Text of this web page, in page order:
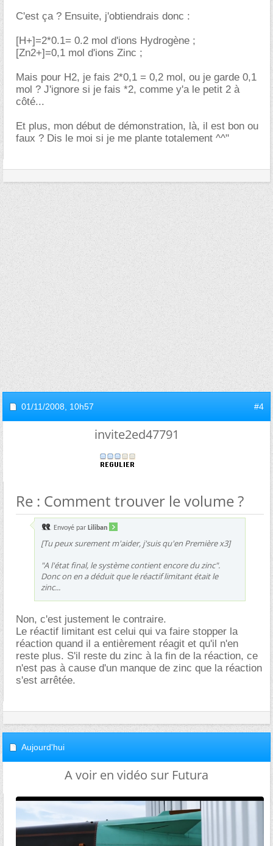
C'est ça ? Ensuite, j'obtiendrais donc :
[H+]=2*0.1= 0.2 mol d'ions Hydrogène ;
[Zn2+]=0,1 mol d'ions Zinc ;
Mais pour H2, je fais 2*0,1 = 0,2 mol, ou je garde 0,1
mol ? J'ignore si je fais *2, comme y'a le petit 2 à
côté...
Et plus, mon début de démonstration, là, il est bon ou
faux ? Dis le moi si je me plante totalement ^^"
01/11/2008, 10h57 #4
invite2ed47791
Re : Comment trouver le volume ?
Envoyé par Liliban
[Tu peux surement m'aider, j'suis qu'en Première x3]
"A l'état final, le système contient encore du zinc".
Donc on en a déduit que le réactif limitant était le
zinc...
Non, c'est justement le contraire.
Le réactif limitant est celui qui va faire stopper la
réaction quand il a entièrement réagit et qu'il n'en
reste plus. S'il reste du zinc à la fin de la réaction, ce
n'est pas à cause d'un manque de zinc que la réaction
s'est arrêtée.
Aujourd'hui
A voir en vidéo sur Futura